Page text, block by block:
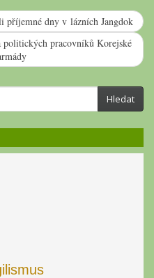
příjemné dny v lázních Jangdok
pracovníků Korejské
Hledat